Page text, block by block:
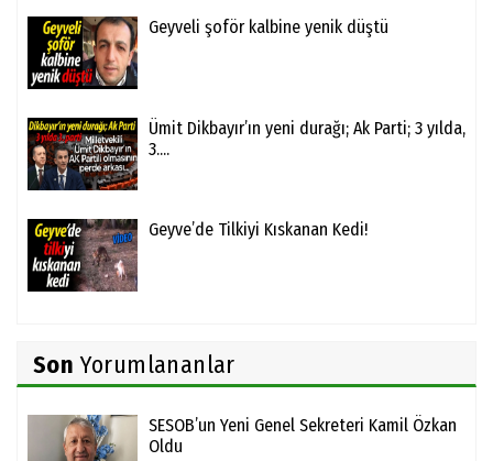
Geyveli şoför kalbine yenik düştü
Ümit Dikbayır’ın yeni durağı; Ak Parti; 3 yılda,
3....
Geyve’de Tilkiyi Kıskanan Kedi!
Son Yorumlananlar
SESOB’un Yeni Genel Sekreteri Kamil Özkan
Oldu